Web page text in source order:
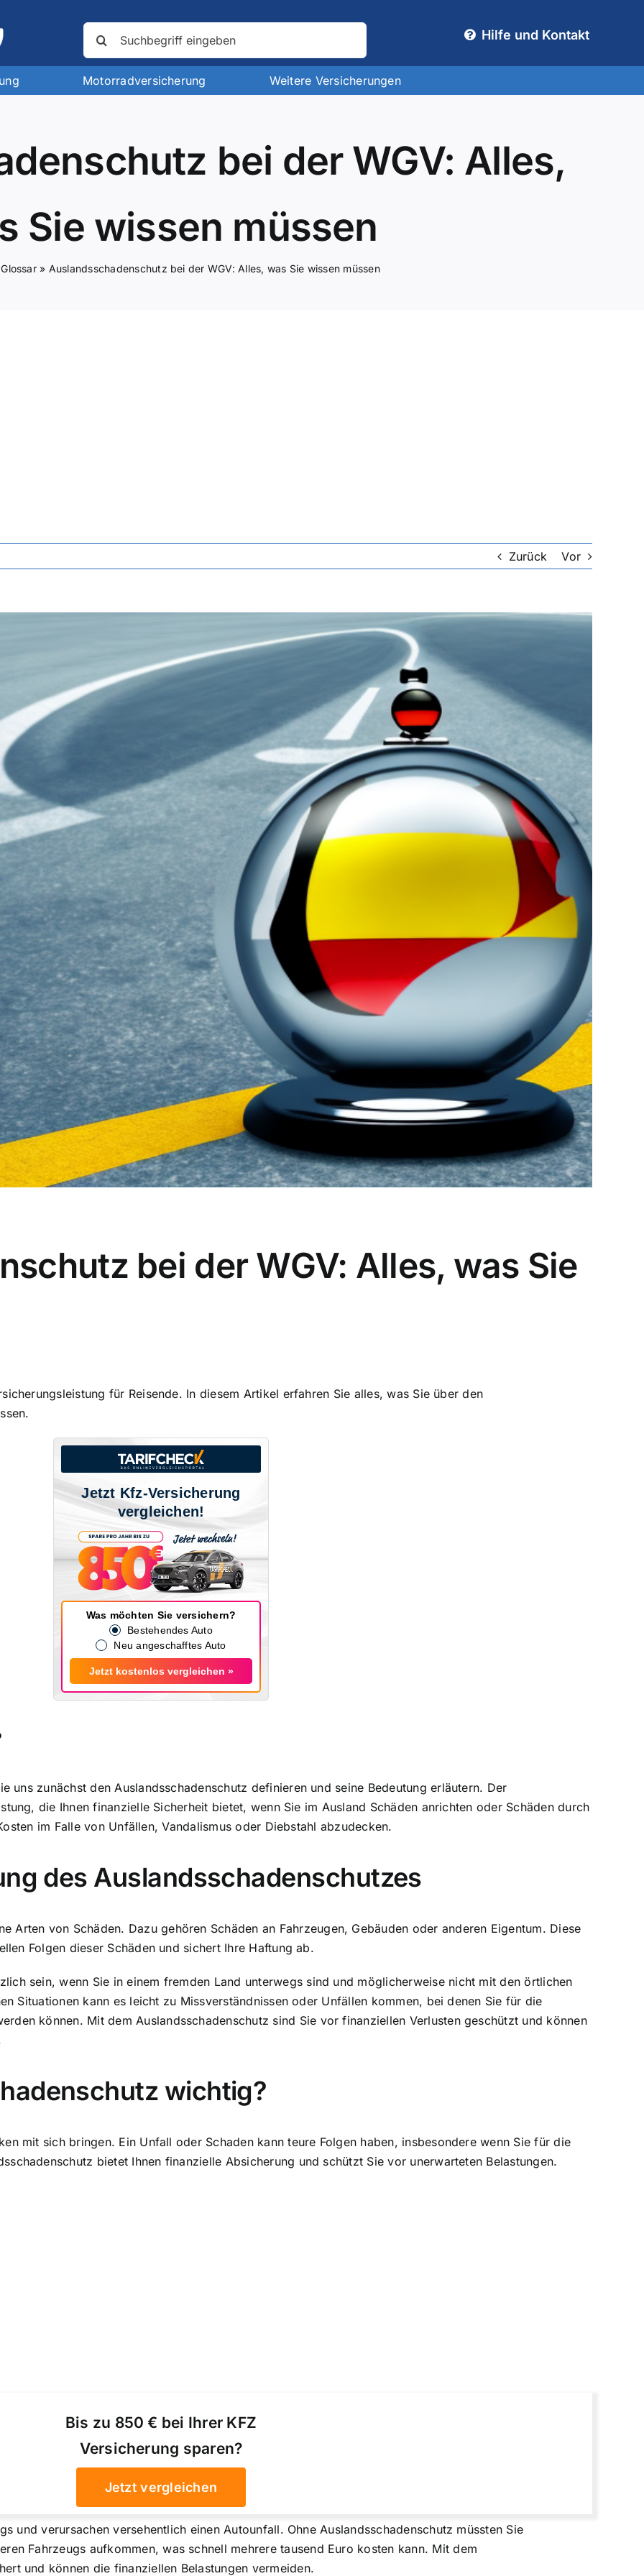
nach:
Hilfe und Kontakt
Motorradversicherung Weitere Versicherungen
bei der WGV: Alles,
Sie wissen müssen
Glossar» Auslandsschadenschutz bei der WGV: Alles, was Sie wissen müssen
Zurück Vor
bei der WGV: Alles, was Sie
für Reisende. In diesem Artikel erfahren Sie alles, was Sie über den
Jetzt Kfz-Versicherung
vergleichen!
Was möchten Sie versichern?
Bestehendes Auto
Neu angeschafftes Auto
Jetzt kostenlos vergleichen »
uns zunächst den Auslandsschadenschutz definieren und seine Bedeutung erläutern. Der
die Ihnen finanzielle Sicherheit bietet, wenn Sie im Ausland Schäden anrichten oder Schäden durch
im Falle von Unfällen, Vandalismus oder Diebstahl abzudecken.
des Auslandsschadenschutzes
Arten von Schäden. Dazu gehören Schäden an Fahrzeugen, Gebäuden oder anderen Eigentum. Diese
Folgen dieser Schäden und sichert Ihre Haftung ab.
sein, wenn Sie in einem fremden Land unterwegs sind und möglicherweise nicht mit den örtlichen
Situationen kann es leicht zu Missverständnissen oder Unfällen kommen, bei denen Sie für die
können. Mit dem Auslandsschadenschutz sind Sie vor finanziellen Verlusten geschützt und können
wichtig?
mit sich bringen. Ein Unfall oder Schaden kann teure Folgen haben, insbesondere wenn Sie für die
bietet Ihnen finanzielle Absicherung und schützt Sie vor unerwarteten Belastungen.
Bis zu 850 € bei Ihrer KFZ
Versicherung sparen?
Jetzt vergleichen
und verursachen versehentlich einen Autounfall. Ohne Auslandsschadenschutz müssten Sie
Fahrzeugs aufkommen, was schnell mehrere tausend Euro kosten kann. Mit dem
und können die finanziellen Belastungen vermeiden.